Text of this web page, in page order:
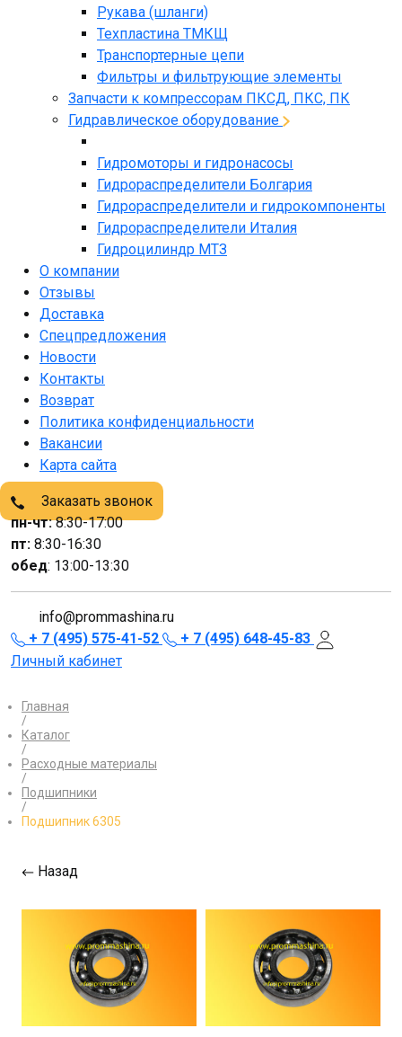
Рукава (шланги)
Техпластина ТМКЩ
Транспортерные цепи
Фильтры и фильтрующие элементы
Запчасти к компрессорам ПКСД, ПКС, ПК
Гидравлическое оборудование
Гидромоторы и гидронасосы
Гидрораспределители Болгария
Гидрораспределители и гидрокомпоненты
Гидрораспределители Италия
Гидроцилиндр МТЗ
О компании
Отзывы
Доставка
Спецпредложения
Новости
Контакты
Возврат
Политика конфиденциальности
Вакансии
Карта сайта
Заказать звонок
пн-чт:8:30-17:00
пт: 8:30-16:30
обед: 13:00-13:30
info@prommashina.ru
+ 7 (495) 575-41-52
+ 7 (495) 648-45-83
Личный кабинет
Главная
/
Каталог
/
Расходные материалы
/
Подшипники
/
Подшипник 6305
Назад